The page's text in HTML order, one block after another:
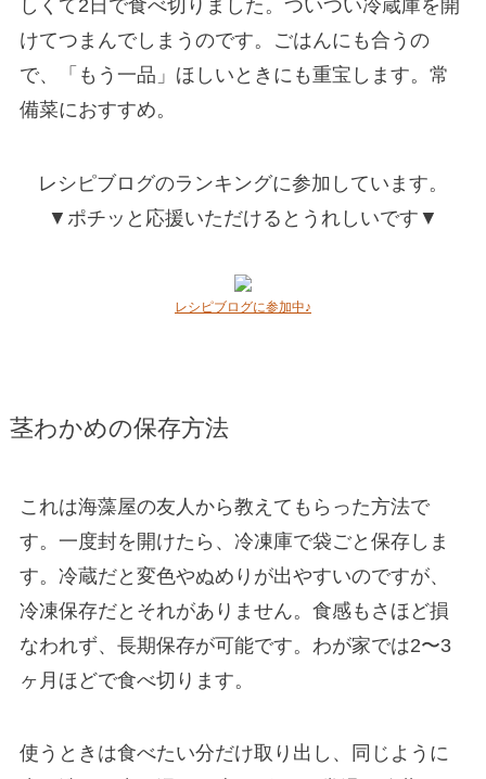
しくて2日で食べ切りました。ついつい冷蔵庫を開
けてつまんでしまうのです。ごはんにも合うの
で、「もう一品」ほしいときにも重宝します。常
備菜におすすめ。
レシピブログのランキングに参加しています。
▼ポチッと応援いただけるとうれしいです▼
レシピブログに参加中♪
茎わかめの保存方法
これは海藻屋の友人から教えてもらった方法で
す。一度封を開けたら、冷凍庫で袋ごと保存しま
す。冷蔵だと変色やぬめりが出やすいのですが、
冷凍保存だとそれがありません。食感もさほど損
なわれず、長期保存が可能です。わが家では2〜3
ヶ月ほどで食べ切ります。
使うときは食べたい分だけ取り出し、同じように